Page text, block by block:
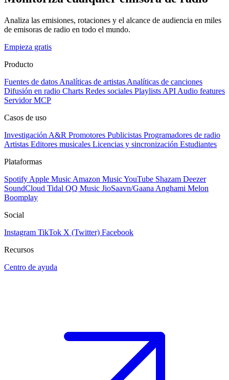
Analiza las emisiones, rotaciones y el alcance de audiencia en miles
de emisoras de radio en todo el mundo.
Empieza gratis
Producto
Fuentes de datos Analíticas de artistas Analíticas de canciones
Difusión en radio Charts Redes sociales Playlists API Audio features
Servidor MCP
Casos de uso
Investigación A&R Promotores Publicistas Programadores de radio
Artistas Editores musicales Licencias y sincronización Estudiantes
Plataformas
Spotify Apple Music Amazon MusicYouTube Shazam Deezer
SoundCloud Tidal QQ Music JioSaavn/Gaana Anghami Melon
Boomplay
Social
Instagram TikTok X (Twitter) Facebook
Recursos
Centro de ayuda